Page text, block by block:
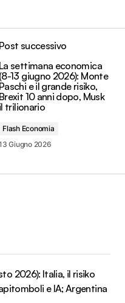
Post successivo
La settimana economica
(8-13 giugno 2026): Monte
Paschi e il grande risiko,
Brexit 10 anni dopo, Musk
il trilionario
Flash Economia
Giugno 2026
2026): Italia, il risiko
e IA; Argentina